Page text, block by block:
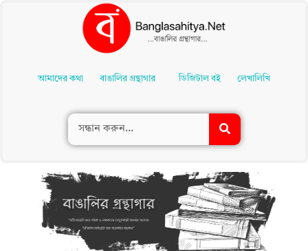
Contentআমাদের কথা বাঙালির গ্রন্থাগার ডিজিটাল বই লেখালিখি